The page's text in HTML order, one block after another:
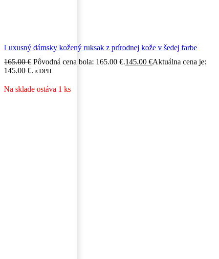
Luxusný dámsky kožený ruksak z prírodnej kože v šedej farbe
165.00€ Pôvodná cena bola: 165.00 €.145.00 €Aktuálna cena je:
145.00 €. s DPH
Na sklade ostáva 1 ks